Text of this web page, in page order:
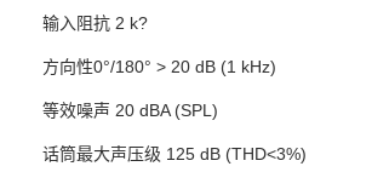
输入阻抗 2 k?
方向性0°/180° > 20 dB (1 kHz)
等效噪声 20 dBA (SPL)
话筒最大声压级 125 dB (THD<3%)